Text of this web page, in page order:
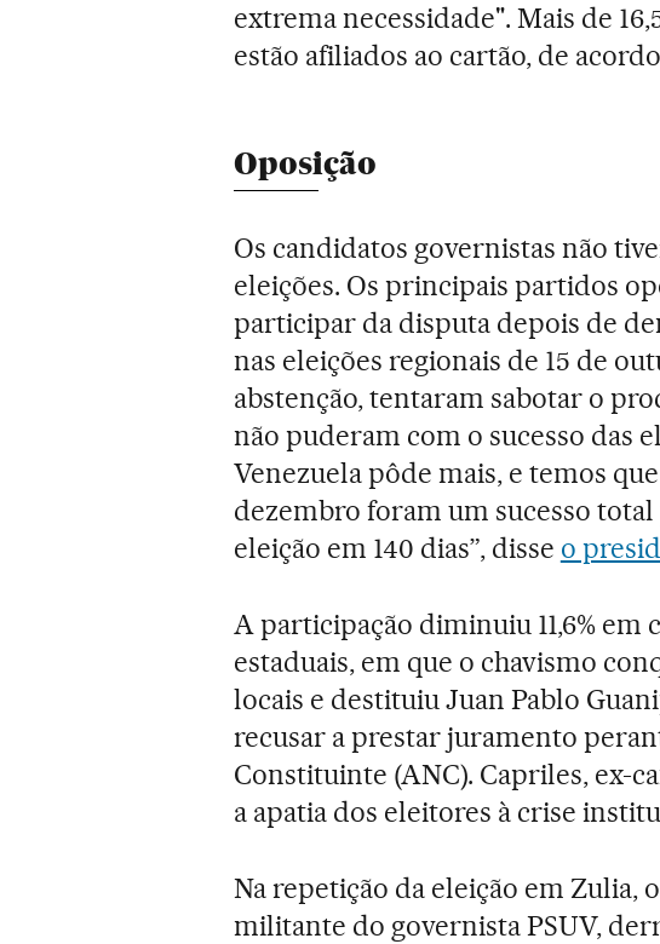
extrema necessidade". Mais de
estão afiliados ao cartão, de
Oposição
Os candidatos governistas não
eleições. Os principais partidos
participar da disputa depois de
nas eleições regionais de 15 de
abstenção, tentaram sabotar o
não puderam com o sucesso das
Venezuela pôde mais, e temos
dezembro foram um sucesso total
eleição em 140 dias”, disse o
A participação diminuiu 11,6% em
estaduais, em que o chavismo
locais e destituiu Juan Pablo
recusar a prestar juramento
Constituinte (ANC). Capriles, ex-
a apatia dos eleitores à crise
Na repetição da eleição em Zulia,
militante do governista PSUV,